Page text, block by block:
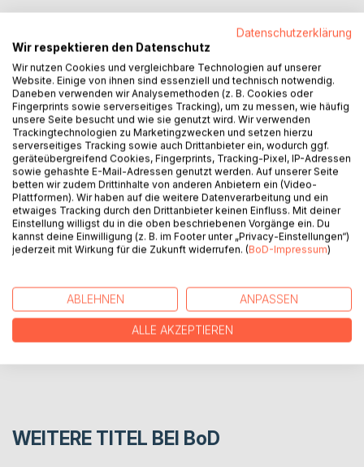
BESCHREIBUNG
Lyrische Texte einer suchenden Seele. Der Dichter lebt
dabei in einem Wechselverhältnis von innerlich-seelischer
und sinneszugewandter lyrischer Inspiration.
AUTOR/IN
PRESSESTIMMEN
WEITERE TITEL BEI BoD
Datenschutzerklärung
Wir respektieren den Datenschutz
Wir nutzen Cookies und vergleichbare Technologien auf unserer
Website. Einige von ihnen sind essenziell und technisch notwendig.
Daneben verwenden wir Analysemethoden (z. B. Cookies oder
Fingerprints sowie serverseitiges Tracking), um zu messen, wie häufig
unsere Seite besucht und wie sie genutzt wird. Wir verwenden
Trackingtechnologien zu Marketingzwecken und setzen hierzu
serverseitiges Tracking sowie auch Drittanbieter ein, wodurch ggf.
geräteübergreifend Cookies, Fingerprints, Tracking-Pixel, IP-Adressen
sowie gehashte E-Mail-Adressen genutzt werden. Auf unserer Seite
betten wir zudem Drittinhalte von anderen Anbietern ein (Video-
Plattformen). Wir haben auf die weitere Datenverarbeitung und ein
etwaiges Tracking durch den Drittanbieter keinen Einfluss. Mit deiner
Einstellung willigst du in die oben beschriebenen Vorgänge ein. Du
kannst deine Einwilligung (z. B. im Footer unter „Privacy-Einstellungen“)
jederzeit mit Wirkung für die Zukunft widerrufen. (BoD-Impressum)
ABLEHNEN ANPASSEN
ALLE AKZEPTIEREN